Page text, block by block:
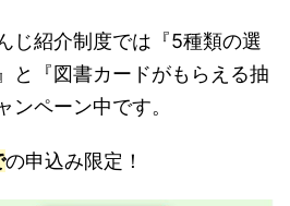
じ紹介制度では『5種類の選
と『図書カードがもらえる抽
ンペーン中です。
の申込み限定！